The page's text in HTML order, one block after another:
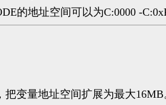
的地址空间可以为C:0000 -
变量地址空间扩展为最大16MB